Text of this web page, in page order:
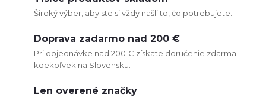
Široký výber, aby ste si vždy našli to, čo potrebujete.
Doprava zadarmo nad 200 €
Pri objednávke nad 200 € získate doručenie zdarma
kdekoľvek na Slovensku.
Len overené značky